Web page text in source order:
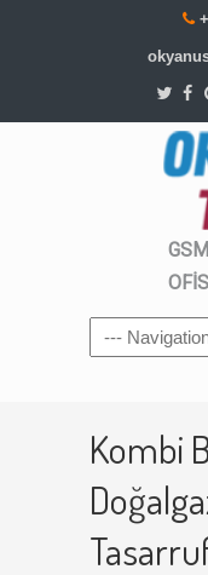
Navigation
Kombi